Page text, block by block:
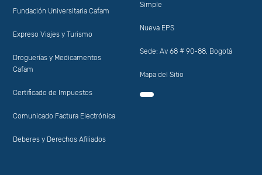
Fundación Universitaria Cafam
Expreso Viajes y Turismo
Droguerías y Medicamentos
Cafam
Certificado de Impuestos
Comunicado Factura Electrónica
Deberes y Derechos Afiliados
Simple
Nueva EPS
Sede: Av 68 # 90-88, Bogotá
Mapa del Sitio